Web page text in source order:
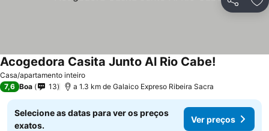
Partilhar
Casa/apartamento inteiro
Acogedora Casita Junto Al Rio Cabe!
7,6 Boa 13 a 1.3 km de Galaico Expreso Ribeira Sacra
Selecione as datas para ver os preços
exatos.
Ver preços